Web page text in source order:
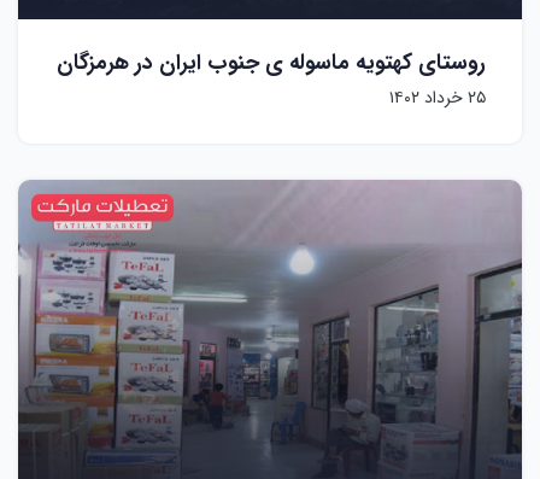
روستای کهتویه ماسوله ی جنوب ایران در هرمزگان
۲۵ خرداد ۱۴۰۲